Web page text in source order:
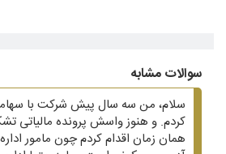
سوالات مشابه
سلام، من سه سال پیش شرکت با
کردم. و هنوز واسش پرونده مالیاتی
همان زمان اقدام کردم چون مامور